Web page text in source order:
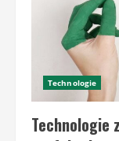
Technologie
Technologie